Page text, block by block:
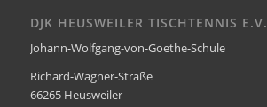
DJK HEUSWEILER TISCHTENNIS E.V.
Johann-Wolfgang-von-Goethe-Schule
Richard-Wagner-Straße
66265 Heusweiler